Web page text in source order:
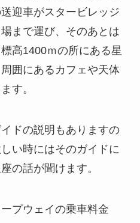
迎車がスタービレッジ
まで運び、そのあとは
高1400ｍの所にある星
囲にあるカフェや天体
す。
ドの説明もありますの
い時にはそのガイドに
の話が聞けます。
プウェイの乗車料金